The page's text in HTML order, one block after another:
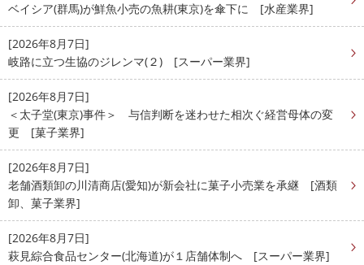
ベイシア(群馬)が鮮魚小売の魚耕(東京)を傘下に [水産業界]
[2026年8月7日]
岐路に立つ生協のジレンマ(２) [スーパー業界]
[2026年8月7日]
＜太子堂(東京)事件＞ 与信判断を迷わせた相次ぐ経営母体の変
更 [菓子業界]
[2026年8月7日]
老舗酒類卸の川清商店(愛知)が新会社に菓子小売業を承継 [酒類
卸、菓子業界]
[2026年8月7日]
萩見綜合食品センター(北海道)が１店舗体制へ [スーパー業界]